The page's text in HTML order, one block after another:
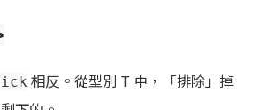
相反。從型別 T 中，「排除」掉